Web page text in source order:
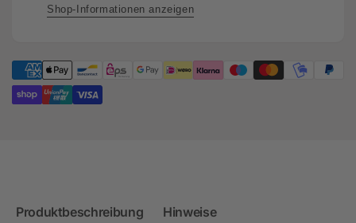
mit
Extern
(Drehrichtungsumkehr)
Shop-Informationen anzeigen
Produktbeschreibung Hinweise